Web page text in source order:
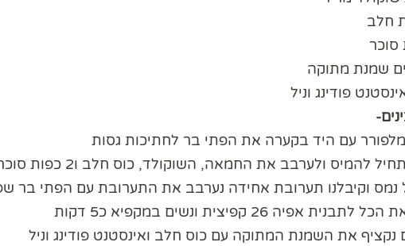
פודינג וניל
עם היד בקערה את הפתי בר לחתיכות גסות
להמיס ולערבב את החמאה, השוקולד, כוס חלב ו2 כפות סוכר
וקיבלנו תערובת אחידה נערבב את התערובת עם הפתי בר
אפיה 26 קפיצית ונשים במקפיא כ5 דקות
נקציף את השמנת המתוקה עם כוס חלב ואינסטנט פודינג וניל